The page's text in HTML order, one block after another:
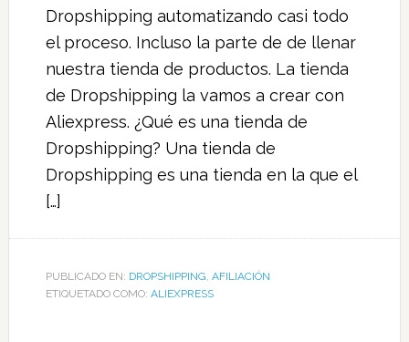
Dropshipping automatizando casi todo
el proceso. Incluso la parte de de llenar
nuestra tienda de productos. La tienda
de Dropshipping la vamos a crear con
Aliexpress. ¿Qué es una tienda de
Dropshipping? Una tienda de
Dropshipping es una tienda en la que el
[…]
PUBLICADO EN: DROPSHIPPING, AFILIACIÓN
ETIQUETADO COMO: ALIEXPRESS